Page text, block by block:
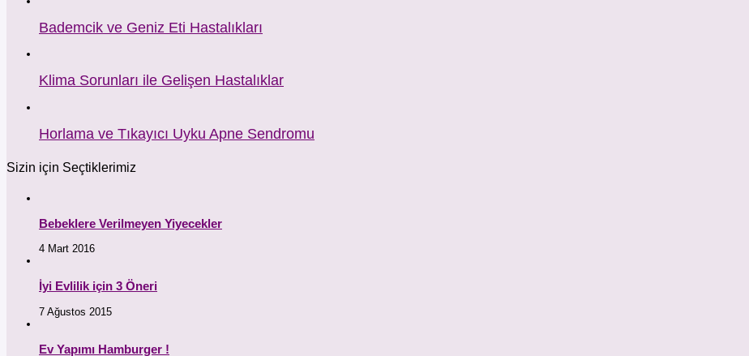
Bademcik ve Geniz Eti Hastalıkları
Klima Sorunları ile Gelişen Hastalıklar
Horlama ve Tıkayıcı Uyku Apne Sendromu
Sizin için Seçtiklerimiz
Bebeklere Verilmeyen Yiyecekler
4 Mart 2016
İyi Evlilik için 3 Öneri
7 Ağustos 2015
Ev Yapımı Hamburger !